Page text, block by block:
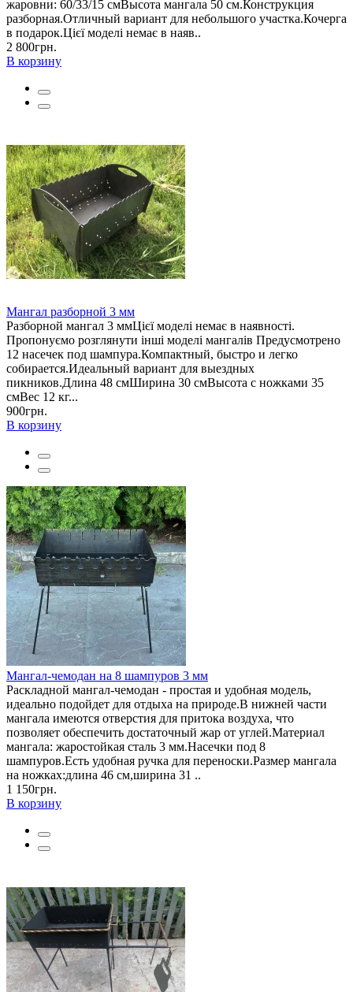
жаровни: 60/33/15 смВысота мангала 50 см.Конструкция
разборная.Отличный вариант для небольшого участка.Кочерга
в подарок.Цієї моделі немає в наяв..
2 800грн.
В корзину
Мангал разборной 3 мм
Разборной мангал 3 ммЦієї моделі немає в наявності.
Пропонуємо розглянути інші моделі мангалів Предусмотрено
12 насечек под шампура.Компактный, быстро и легко
собирается.Идеальный вариант для выездных
пикников.Длина 48 смШирина 30 смВысота с ножками 35
смВес 12 кг...
900грн.
В корзину
Мангал-чемодан на 8 шампуров 3 мм
Раскладной мангал-чемодан - простая и удобная модель,
идеально подойдет для отдыха на природе.В нижней части
мангала имеются отверстия для притока воздуха, что
позволяет обеспечить достаточный жар от углей.Материал
мангала: жаростойкая сталь 3 мм.Насечки под 8
шампуров.Есть удобная ручка для переноски.Размер мангала
на ножках:длина 46 см,ширина 31 ..
1 150грн.
В корзину